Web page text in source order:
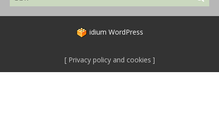
idium WordPress
Privacy policy and cookies